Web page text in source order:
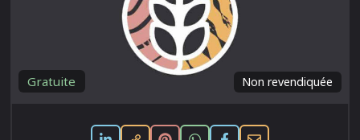
Non revendiquée
Gratuite